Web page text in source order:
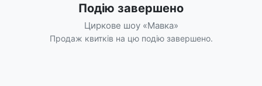
Подію завершено
Циркове шоу «Мавка»
Продаж квитків на цю подію завершено.